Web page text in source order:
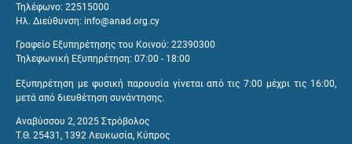
Τηλέφωνο: 22515000
Ηλ. Διεύθυνση: info@anad.org.cy
Γραφείο Εξυπηρέτησης του Κοινού: 22390300
Τηλεφωνική Εξυπηρέτηση: 07:00 - 18:00
Εξυπηρέτηση με φυσική παρουσία γίνεται από τις 7:00 μέχρι τις 16:00,
μετά από διευθέτηση συνάντησης.
Αναβύσσου 2, 2025 Στρόβολος
Τ.Θ. 25431, 1392 Λευκωσία, Κύπρος